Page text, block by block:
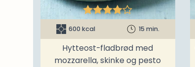

600 kcal 15 min.
Hytteost-fladbrød med
mozzarella, skinke og pesto